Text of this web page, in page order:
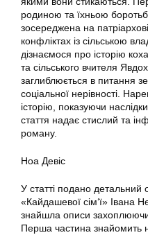
родиною та їхньою
зосереджена на патріархові
конфліктах із сільською
дізнаємося про історію
та сільського вчителя
заглиблюється в питання
соціальної нерівності.
історію, показуючи
стаття надає стислий та
роману.
Ноа Девіс
У статті подано детальний
«Кайдашевої сім‘ї» Івана
знайшла описи
Перша частина знайомить